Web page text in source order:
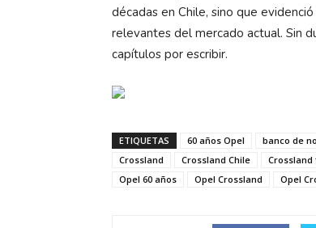
décadas en Chile, sino que
relevantes del mercado actual. Sin
capítulos por escribir.
ETIQUETAS 60 años Opel banco de
Crossland
Crossland Chile Crossland
Opel 60 años
Opel Crossland Opel